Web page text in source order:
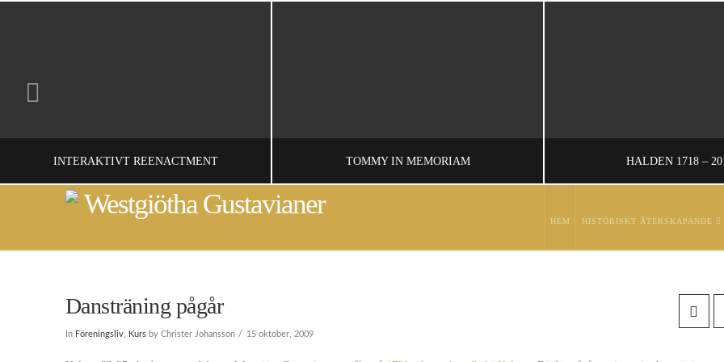
INTERAKTIVT REENACTMENT
APRIL 6, 2010
TOMMY IN MEMORIAM HALDEN 1718 –
SEPTEMBER 9,
HEM HISTORISKT ÅTERSKAPANDE
Dansträning pågår
In Föreningsliv, Kursby Christer Johansson 15 oktober, 2009